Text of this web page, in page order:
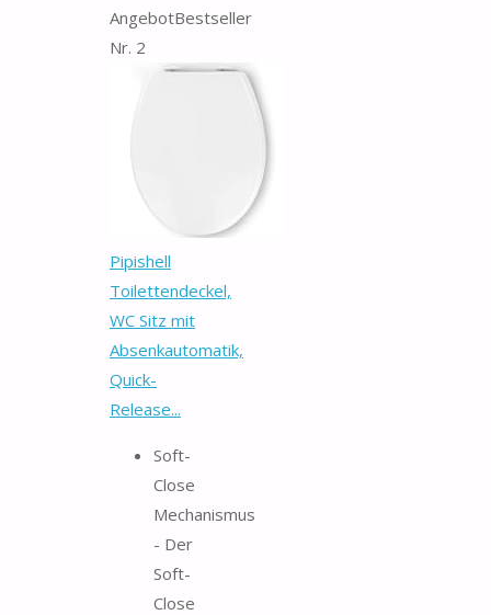
AngebotBestseller
Nr. 2
Pipishell
Toilettendeckel,
WC Sitz mit
Absenkautomatik,
Quick-
Release...
Soft-
Close
Mechanismus
- Der
Soft-
Close